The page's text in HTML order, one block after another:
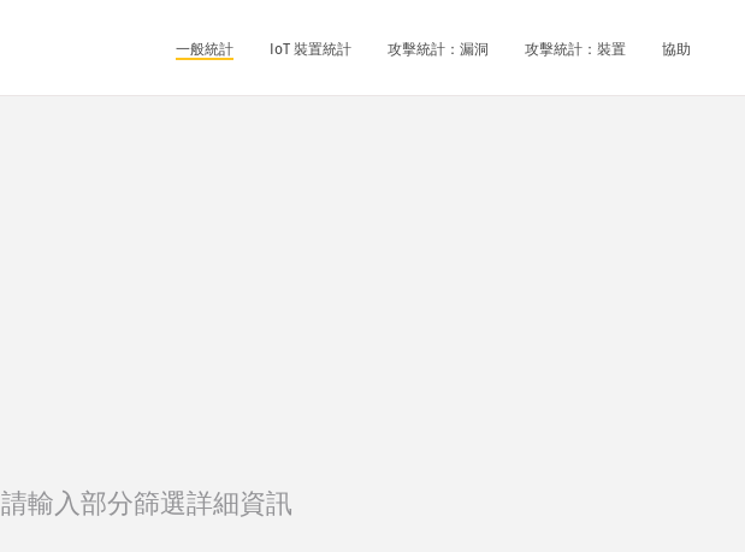
一般統計 IoT 裝置統計 攻擊統計：漏洞 攻擊統計：裝置 協助
請輸入部分篩選詳細資訊